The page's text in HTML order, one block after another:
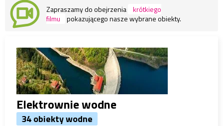
Zapraszamy do obejrzenia
krótkiego
filmu
pokazującego nasze wybrane obiekty.
Elektrownie wodne
34 obiekty wodne